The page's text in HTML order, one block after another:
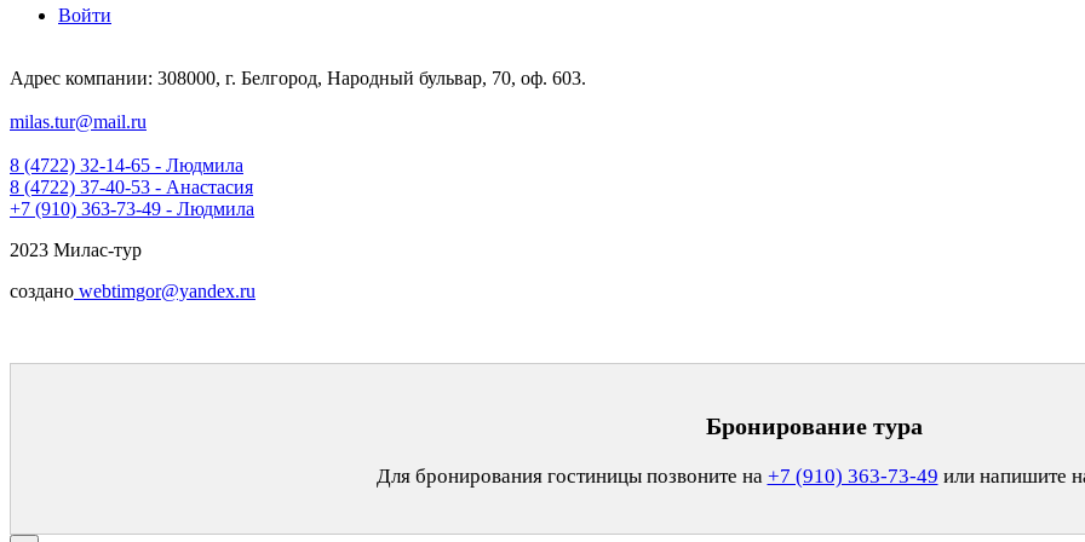
Войти
Адрес компании: 308000, г. Белгород, Народный бульвар, 70, оф. 603.
milas.tur@mail.ru
8 (4722) 32-14-65 - Людмила
8 (4722) 37-40-53 - Анастасия
+7 (910) 363-73-49 - Людмила
2023 Милас-тур
создано webtimgor@yandex.ru
Бронирование тура
Для бронирования гостиницы позвоните на +7 (910) 363-73-49 или напишите